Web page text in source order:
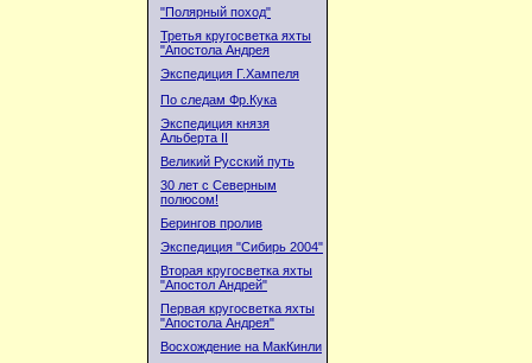
"Полярный поход"
Третья кругосветка яхты
"Апостола Андрея
Экспедиция Г.Хампеля
По следам Фр.Кука
Экспедиция князя
Альберта II
Великий Русский путь
30 лет с Северным
полюсом!
Берингов пролив
Экспедиция "Сибирь 2004"
Вторая кругосветка яхты
"Апостол Андрей"
Первая кругосветка яхты
"Апостола Андрея"
Восхождение на МакКинли